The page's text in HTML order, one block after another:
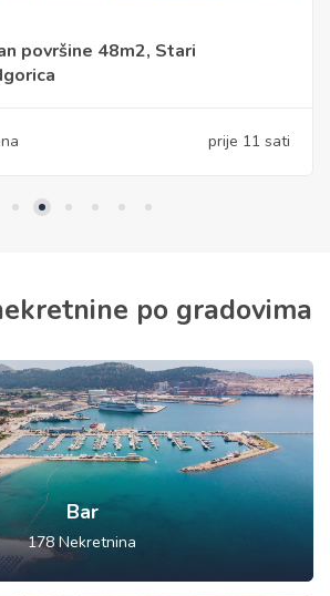
Kuća površine
po gradovima
Bar
178 Nekretnina